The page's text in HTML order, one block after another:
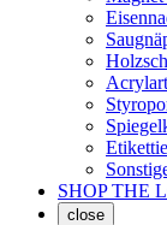
SHOP THE
close